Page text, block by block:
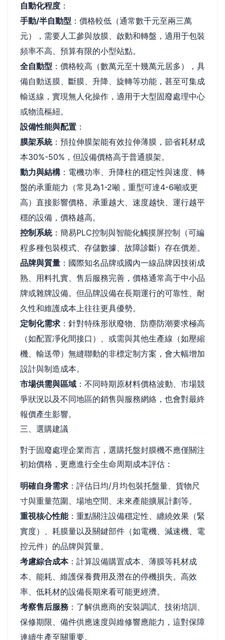
自動化程度 ：
手動/半自動型 ：價格較低（通常數千元至兩三萬
元），需要人工參與放膜、啟動和轉盤，適用于包裝
頻率不高、預算有限的小型站點。
全自動型 ：價格較高（數萬元至十幾萬元居多），具
備自動送膜、斷膜、升降、旋轉等功能，甚至可集成
輸送線，實現無人化操作，適用于大型固廢處理中心
或物流樞紐。
設備性能與配置 ：
膜架系統：預拉伸膜架能有效拉伸薄膜，節省耗材成
本30%-50%，但設備價格高于普通膜架。
動力與結構 ：電機功率、升降柱的穩定性與速度、轉
盤的承重能力（常見為1-2噸，重型可達4-6噸或更
高）直接影響價格。承重越大、速度越快、運行越平
穩的設備，價格越高。
控制系統：簡易PLC控制與智能化觸摸屏控制（可編
程多種包裝模式、存儲數據、故障診斷）存在價差。
品牌與質量 ：國際知名品牌或國內一線品牌因技術成
熟、用料扎實、售后服務完善，價格通常高于中小品
牌或雜牌設備。但品牌設備在長期運行的可靠性、耐
久性和維護成本上往往更具優勢。
定制化需求 ：針對特殊形狀廢物、防塵防潮要求極高
（如配置凈化間接口）、或需與其他生產線（如壓縮
機、輸送帶）無縫聯動的非標定制方案，會大幅增加
設計與制造成本。
市場供需與區域 ：不同時期原材料價格波動、市場競
爭狀況以及不同地區的銷售與服務網絡，也會對最終
報價產生影響。
三、選購建議
對于固廢處理企業而言，選購托盤封膜機不應僅關注
初始價格，更應進行全生命周期成本評估：
明確自身需求 ：評估日均/月均包裝托盤量、貨物尺
寸與重量范圍、場地空間、未來產能擴展計劃等。
重視核心性能：重點關注設備穩定性、纏繞效果（緊
實度）、耗膜量以及關鍵部件（如電機、減速機、電
控元件）的品牌與質量。
考慮綜合成本：計算設備購置成本、薄膜等耗材成
本、能耗、維護保養費用及潛在的停機損失。高效
率、低耗材的設備長期來看可能更經濟。
考察售后服務 ：了解供應商的安裝調試、技術培訓、
保修期限、備件供應速度與維修響應能力，這對保障
連續生產至關重要。